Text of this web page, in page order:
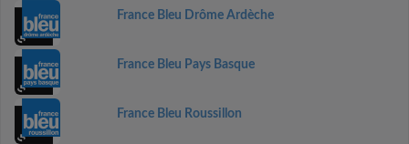
France Bleu Drôme Ardèche
France Bleu Pays Basque
France Bleu Roussillon